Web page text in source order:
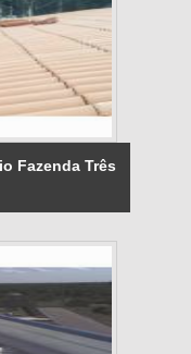
Fazenda Três